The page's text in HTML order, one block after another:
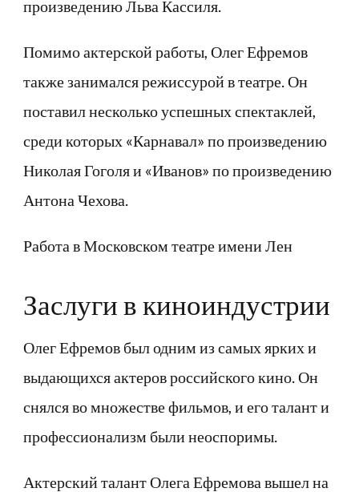
произведению Льва Кассиля.
Помимо актерской работы, Олег Ефремов
также занимался режиссурой в театре. Он
поставил несколько успешных спектаклей,
среди которых «Карнавал» по произведению
Николая Гоголя и «Иванов» по произведению
Антона Чехова.
Работа в Московском театре имени Лен
Заслуги в киноиндустрии
Олег Ефремов был одним из самых ярких и
выдающихся актеров российского кино. Он
снялся во множестве фильмов, и его талант и
профессионализм были неоспоримы.
Актерский талант Олега Ефремова вышел на